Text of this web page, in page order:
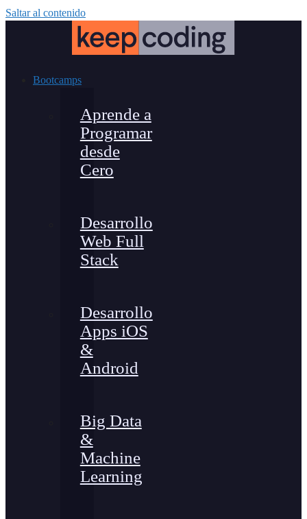
Saltar al contenido
Bootcamps
Aprende a
Programar
desde
Cero
Desarrollo
Web Full
Stack
Desarrollo
Apps iOS
&
Android
Big Data
&
Machine
Learning